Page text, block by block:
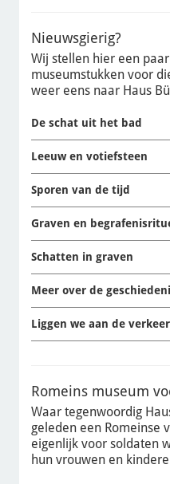
Nieuwsgierig?
Wij stellen hier een
museumstukken voor
weer eens naar Haus
De schat uit het bad
Leeuw en votiefsteen
Sporen van de tijd
Graven en
Schatten in graven
Meer over de
Liggen we aan de
Romeins museum
Waar tegenwoordig
geleden een Romeinse
eigenlijk voor soldaten
hun vrouwen en